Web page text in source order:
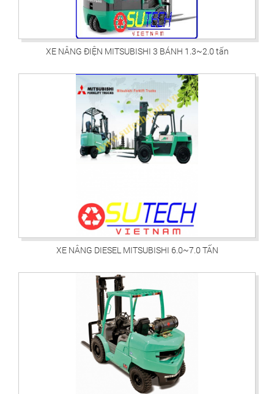
XE NÂNG ĐIỆN MITSUBISHI 3 BÁNH 1.3~2.0 tấn
XE NÂNG DIESEL MITSUBISHI 6.0~7.0 TẤN